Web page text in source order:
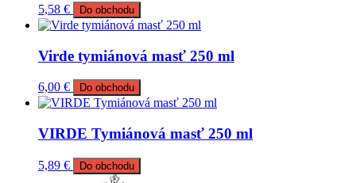
5,58 € Do obchodu
Virde tymiánová masť 250 ml
6,00 € Do obchodu
VIRDE Tymiánová masť 250 ml
5,89 € Do obchodu